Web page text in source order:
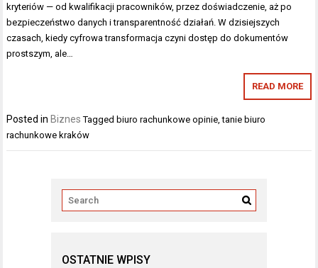
kryteriów — od kwalifikacji pracowników, przez doświadczenie, aż po
bezpieczeństwo danych i transparentność działań. W dzisiejszych
czasach, kiedy cyfrowa transformacja czyni dostęp do dokumentów
prostszym, ale…
READ MORE
Posted in Biznes Tagged biuro rachunkowe opinie ,tanie biuro
rachunkowe kraków
OSTATNIE WPISY